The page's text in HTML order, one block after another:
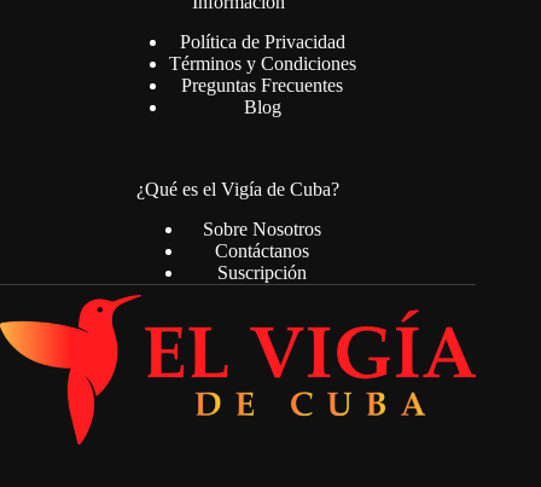
Política de Privacidad
Términos y Condiciones
Preguntas Frecuentes
Blog
¿Qué es el Vigía de Cuba?
Sobre Nosotros
Contáctanos
Suscripción